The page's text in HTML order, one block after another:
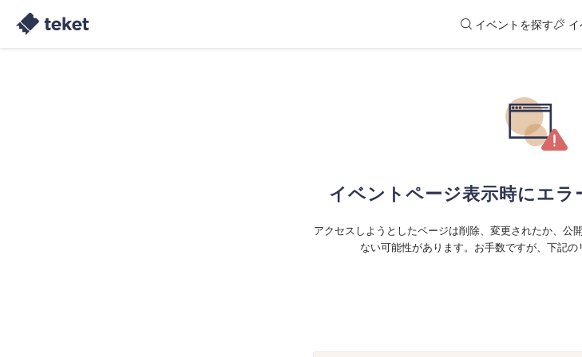
イベントを探す
イベントページ表示時にエラ
アクセスしようとしたページは削除、変更されたか、公
ない可能性があります。お手数ですが、下記の